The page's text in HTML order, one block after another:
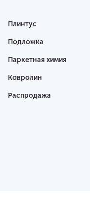
Плинтус
Подложка
Паркетная химия
Ковролин
Распродажа